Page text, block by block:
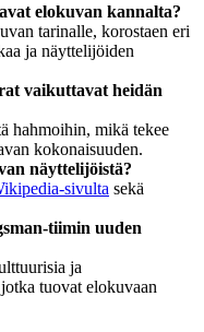
elokuvan kannalta?
tarinalle, korostaen eri
ja näyttelijöiden
vaikuttavat heidän
hahmoihin, mikä tekee
kokonaisuuden.
näyttelijöistä?
sivulta sekä
tiimin uuden
ja
tuovat elokuvaan